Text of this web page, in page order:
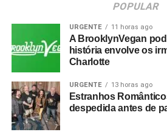
POPULAR
URGENTE 11 horas ago
A BrooklynVegan
história envolve os
Charlotte
URGENTE 13 horas ago
Estranhos
despedida antes de